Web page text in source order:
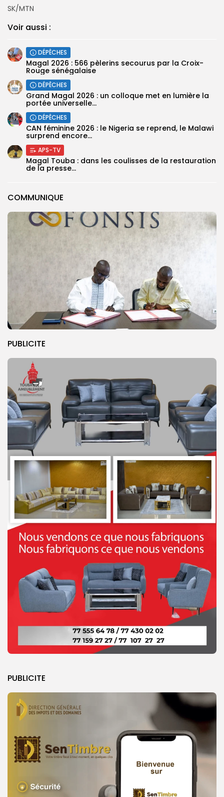
COMMUNIQUE
PUBLICITE
PUBLICITE
SK/MTN
Voir aussi :
DÉPÊCHES
Magal 2026 : 566 pèlerins secourus par la Croix-
Rouge sénégalaise
DÉPÊCHES
Grand Magal 2026 : un colloque met en lumière la
portée universelle...
DÉPÊCHES
‎CAN féminine 2026 : le Nigeria se reprend, le Malawi
surprend encore...
APS-TV
Magal Touba : dans les coulisses de la restauration
de la presse...